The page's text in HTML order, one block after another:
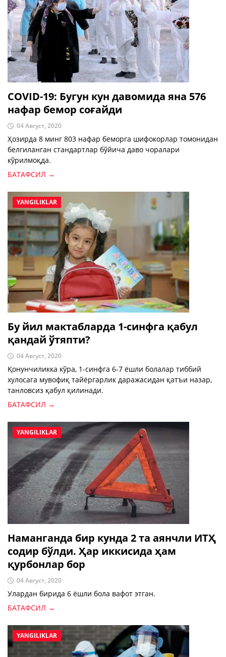
COVID-19: Бугун кун давомида яна 576
нафар бемор соғайди
04 Август, 2020
Ҳозирда 8 минг 803 нафар беморга шифокорлар томонидан
белгиланган стандартлар бўйича даво чоралари
кўрилмоқда.
БАТАФСИЛ →
YANGILIKLAR
Бу йил мактабларда 1-синфга қабул
қандай ўтяпти?
04 Август, 2020
Қонунчиликка кўра, 1-синфга 6-7 ёшли болалар тиббий
хулосага мувофиқ тайёргарлик даражасидан қатъи назар,
танловсиз қабул қилинади.
БАТАФСИЛ →
YANGILIKLAR
Наманганда бир кунда 2 та аянчли ИТҲ
содир бўлди. Ҳар иккисида ҳам
қурбонлар бор
04 Август, 2020
Улардан бирида 6 ёшли бола вафот этган.
БАТАФСИЛ →
YANGILIKLAR